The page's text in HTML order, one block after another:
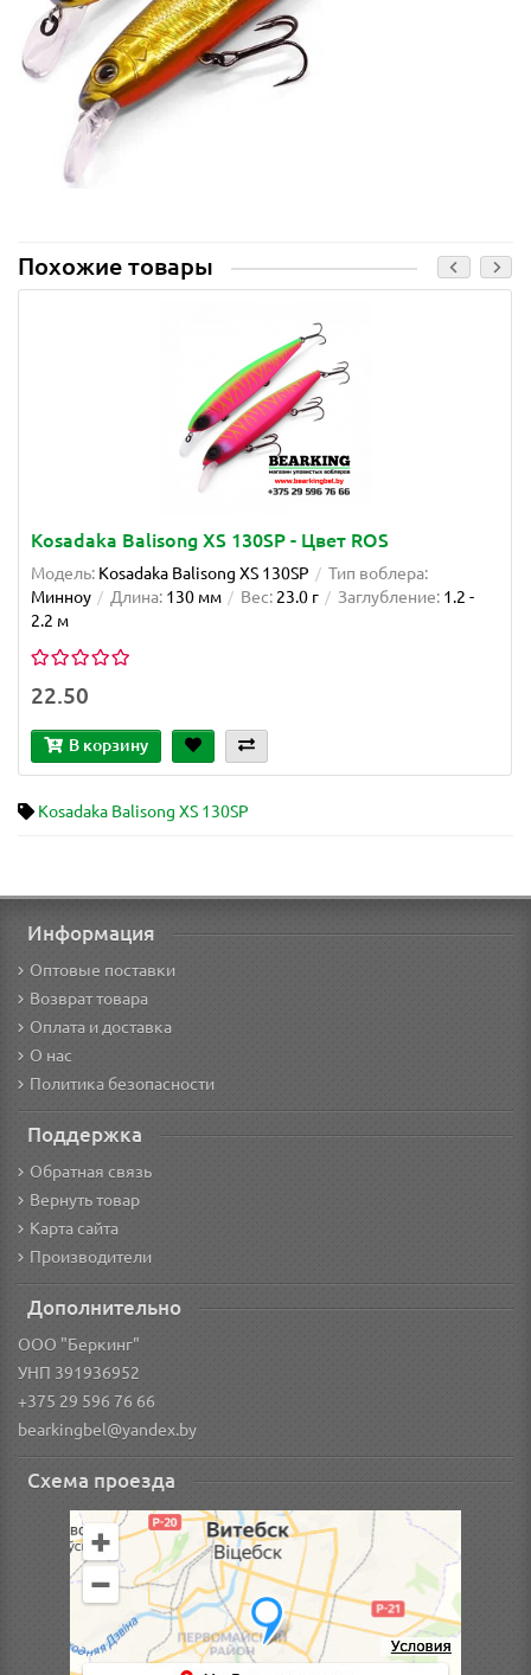
Похожие товары
Kosadaka Balisong XS 130SP - Цвет ROS
Модель: Kosadaka Balisong XS 130SP
Тип воблера:
Минноу
Длина: 130 мм Вес: 23.0 г Заглубление: 1.2 -
2.2 м
22.50
В корзину
Kosadaka Balisong XS 130SP
Информация
Оптовые поставки
Возврат товара
Оплата и доставка
О нас
Политика безопасности
Поддержка
Обратная связь
Вернуть товар
Карта сайта
Производители
Дополнительно
ООО "Беркинг"
УНП 391936952
+375 29 596 76 66
bearkingbel@yandex.by
Схема проезда